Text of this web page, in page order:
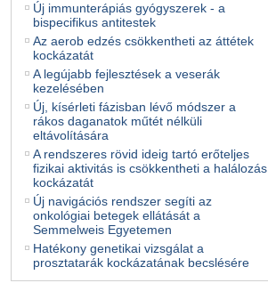
Új immunterápiás gyógyszerek - a
bispecifikus antitestek
Az aerob edzés csökkentheti az áttétek
kockázatát
A legújabb fejlesztések a veserák
kezelésében
Új, kísérleti fázisban lévő módszer a
rákos daganatok műtét nélküli
eltávolítására
A rendszeres rövid ideig tartó erőteljes
fizikai aktivitás is csökkentheti a halálozás
kockázatát
Új navigációs rendszer segíti az
onkológiai betegek ellátását a
Semmelweis Egyetemen
Hatékony genetikai vizsgálat a
prosztatarák kockázatának becslésére